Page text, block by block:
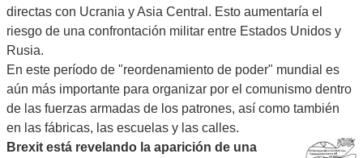
directas con Ucrania y Asia Central. Esto aumentaría el
riesgo de una confrontación militar entre Estados Unidos y
Rusia.
En este período de "reordenamiento de poder" mundial es
aún más importante para organizar por el comunismo dentro
de las fuerzas armadas de los patrones, así como también
en las fábricas, las escuelas y las calles.
Brexit está revelando la aparición de una